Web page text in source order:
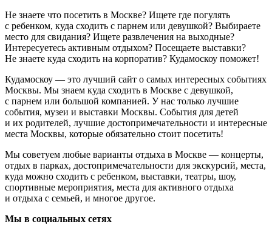
Не знаете что посетить в Москве? Ищете где погулять
с ребенком, куда сходить с парнем или девушкой? Выбираете
место для свидания? Ищете развлечения на выходные?
Интересуетесь активным отдыхом? Посещаете выставки?
Не знаете куда сходить на корпоратив? Кудамоскоу поможет!
Кудамоскоу — это лучший сайт о самых интересных событиях
Москвы. Мы знаем куда сходить в Москве с девушкой,
с парнем или большой компанией. У нас только лучшие
события, музеи и выставки Москвы. События для детей
и их родителей, лучшие достопримечательности и интересные
места Москвы, которые обязательно стоит посетить!
Мы советуем любые варианты отдыха в Москве — концерты,
отдых в парках, достопримечательности для экскурсий, места,
куда можно сходить с ребенком, выставки, театры, шоу,
спортивные мероприятия, места для активного отдыха
и отдыха с семьей, и многое другое.
Мы в социальных сетях